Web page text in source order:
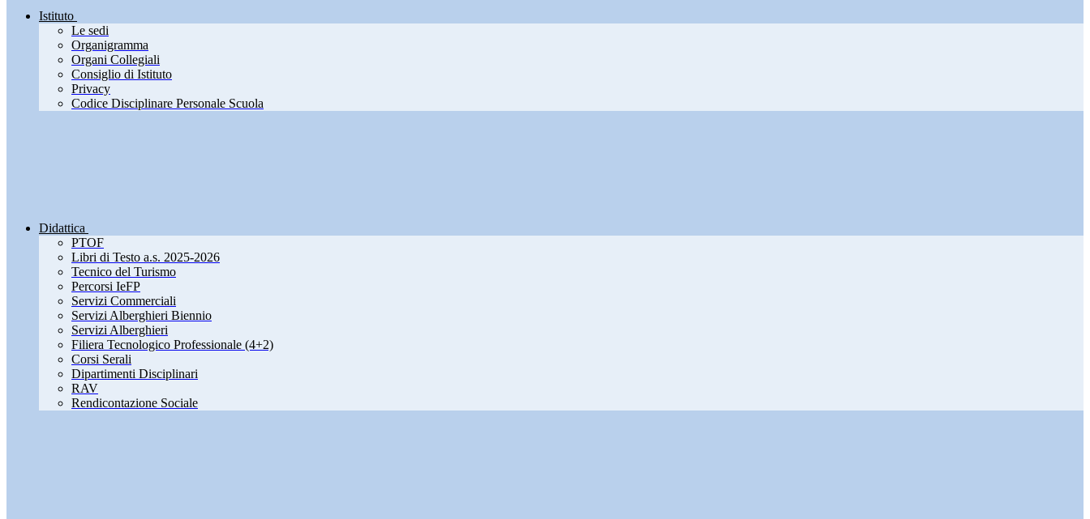
Istituto
Le sedi
Organigramma
Organi Collegiali
Consiglio di Istituto
Privacy
Codice Disciplinare Personale Scuola
Didattica
PTOF
Libri di Testo a.s. 2025-2026
Tecnico del Turismo
Percorsi IeFP
Servizi Commerciali
Servizi Alberghieri Biennio
Servizi Alberghieri
Filiera Tecnologico Professionale (4+2)
Corsi Serali
Dipartimenti Disciplinari
RAV
Rendicontazione Sociale